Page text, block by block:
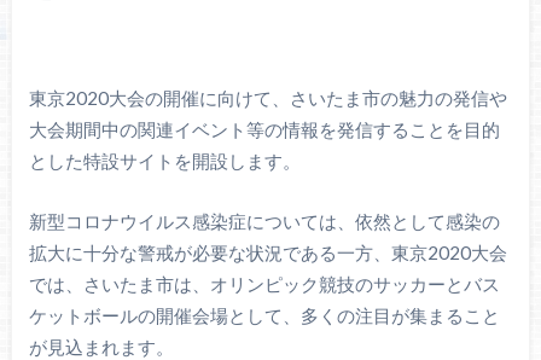
東京2020大会の開催に向けて、さいたま市の魅力の発信や
大会期間中の関連イベント等の情報を発信することを目的
とした特設サイトを開設します。
新型コロナウイルス感染症については、依然として感染の
拡大に十分な警戒が必要な状況である一方、東京2020大会
では、さいたま市は、オリンピック競技のサッカーとバス
ケットボールの開催会場として、多くの注目が集まること
が見込まれます。